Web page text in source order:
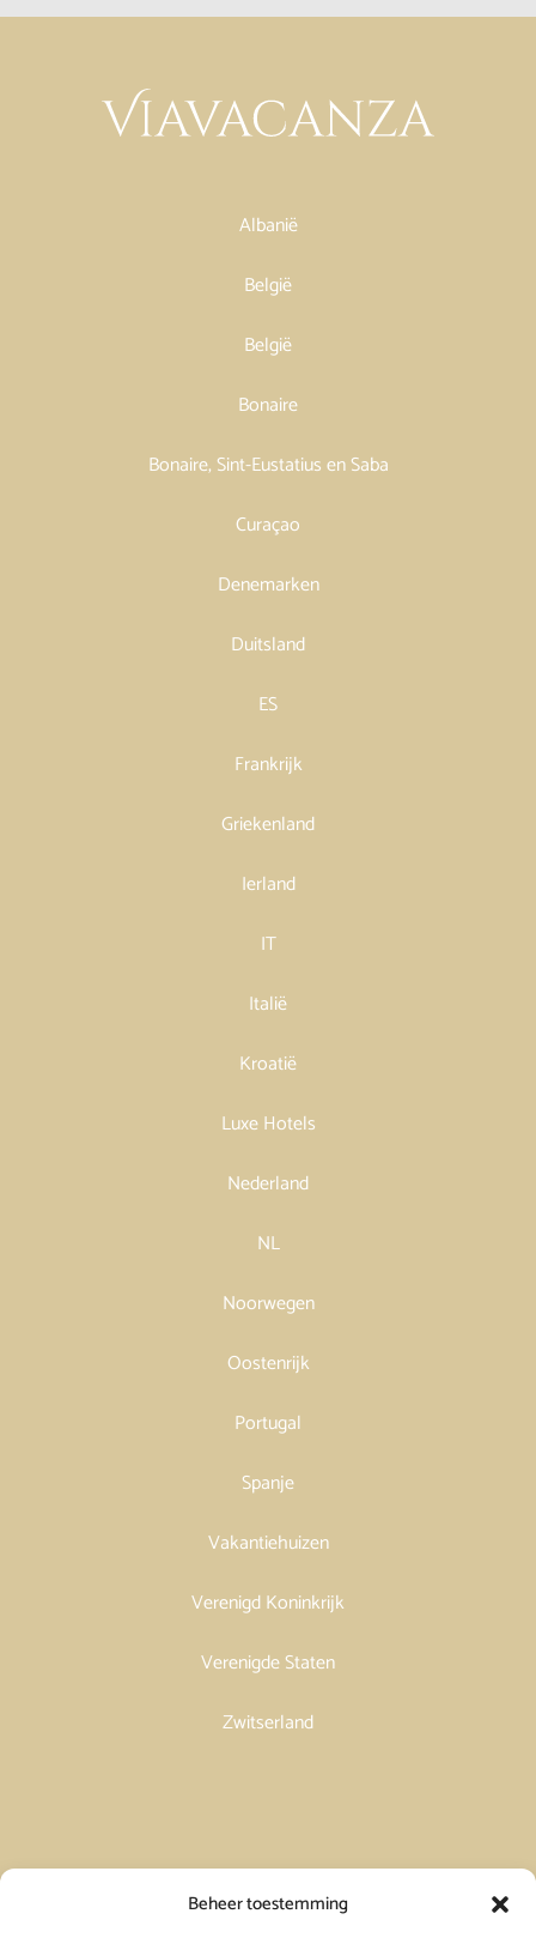
Beheer toestemming
Albanië
België
België
Bonaire
Bonaire, Sint-Eustatius en Saba
Curaçao
Denemarken
Duitsland
ES
Frankrijk
Griekenland
Ierland
IT
Italië
Kroatië
Luxe Hotels
Nederland
NL
Noorwegen
Oostenrijk
Portugal
Spanje
Vakantiehuizen
Verenigd Koninkrijk
Verenigde Staten
Zwitserland